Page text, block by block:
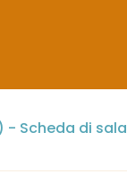
- Scheda di sala